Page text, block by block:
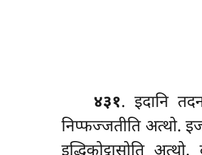
४३१. इदानि
निप्फज्जतीति अत्थो.